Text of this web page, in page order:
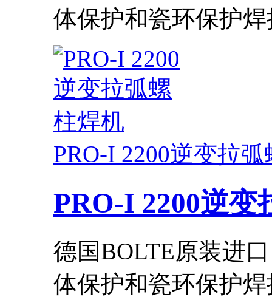
体保护和瓷环保护焊
PRO-I 2200逆变拉
PRO-I 2200逆变
德国BOLTE原装进
体保护和瓷环保护焊